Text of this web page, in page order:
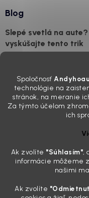
Spoločnosť
technológie na
stránok, na meranie
Za týmto účelom
ich
Ak zvolíte "Súhlasím",
informácie môžeme
našimi
Ak zvolíte
Blog
Slepé svetlá na
vyskúšajte tento trik
skutočnosti je? Často za
mliečny, drsný povrch nie
svoje, plexisklo začne
Zabudnite na
Poznáte ten moment.
„upratanom“ aute, no pri
mriežkach ventilácie,
drzo pozerá prach.
Detailing nemusí